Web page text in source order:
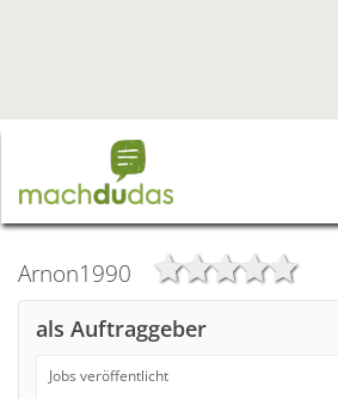
Arnon1990
als Auftraggeber
Jobs veröffentlicht